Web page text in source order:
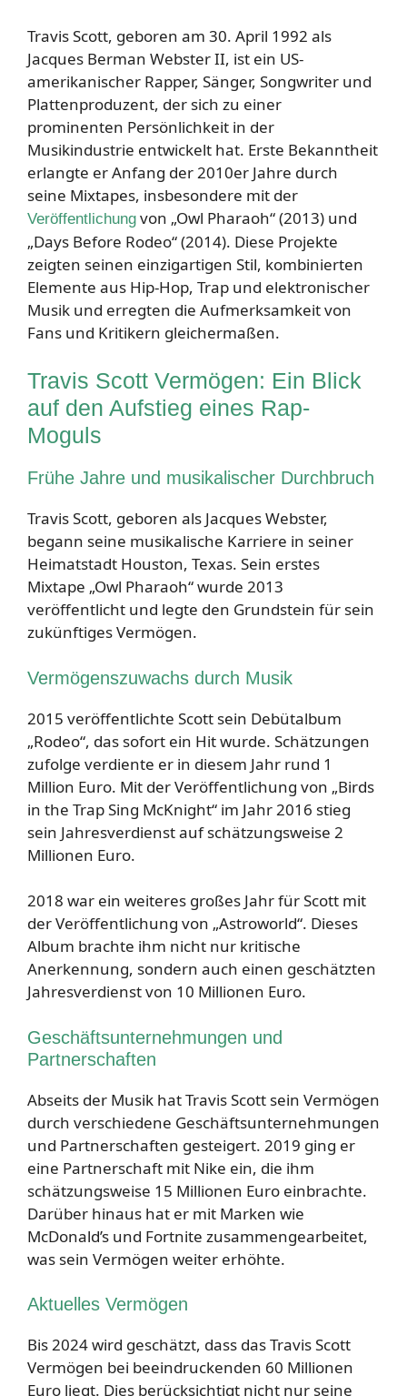
Travis Scott, geboren am 30. April 1992 als
Jacques Berman Webster II, ist ein US-
amerikanischer Rapper, Sänger, Songwriter und
Plattenproduzent, der sich zu einer
prominenten Persönlichkeit in der
Musikindustrie entwickelt hat. Erste Bekanntheit
erlangte er Anfang der 2010er Jahre durch
seine Mixtapes, insbesondere mit der
Veröffentlichung von „Owl Pharaoh“ (2013) und
„Days Before Rodeo“ (2014). Diese Projekte
zeigten seinen einzigartigen Stil, kombinierten
Elemente aus Hip-Hop, Trap und elektronischer
Musik und erregten die Aufmerksamkeit von
Fans und Kritikern gleichermaßen.
Travis Scott Vermögen: Ein Blick
auf den Aufstieg eines Rap-
Moguls
Frühe Jahre und musikalischer Durchbruch
Travis Scott, geboren als Jacques Webster,
begann seine musikalische Karriere in seiner
Heimatstadt Houston, Texas. Sein erstes
Mixtape „Owl Pharaoh“ wurde 2013
veröffentlicht und legte den Grundstein für sein
zukünftiges Vermögen.
Vermögenszuwachs durch Musik
2015 veröffentlichte Scott sein Debütalbum
„Rodeo“, das sofort ein Hit wurde. Schätzungen
zufolge verdiente er in diesem Jahr rund 1
Million Euro. Mit der Veröffentlichung von „Birds
in the Trap Sing McKnight“ im Jahr 2016 stieg
sein Jahresverdienst auf schätzungsweise 2
Millionen Euro.
2018 war ein weiteres großes Jahr für Scott mit
der Veröffentlichung von „Astroworld“. Dieses
Album brachte ihm nicht nur kritische
Anerkennung, sondern auch einen geschätzten
Jahresverdienst von 10 Millionen Euro.
Geschäftsunternehmungen und
Partnerschaften
Abseits der Musik hat Travis Scott sein Vermögen
durch verschiedene Geschäftsunternehmungen
und Partnerschaften gesteigert. 2019 ging er
eine Partnerschaft mit Nike ein, die ihm
schätzungsweise 15 Millionen Euro einbrachte.
Darüber hinaus hat er mit Marken wie
McDonald’s und Fortnite zusammengearbeitet,
was sein Vermögen weiter erhöhte.
Aktuelles Vermögen
Bis 2024 wird geschätzt, dass das Travis Scott
Vermögen bei beeindruckenden 60 Millionen
Euro liegt. Dies berücksichtigt nicht nur seine